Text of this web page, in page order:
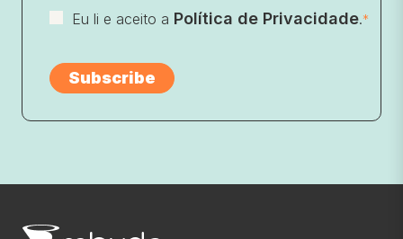
Eu li e aceito a Política de Privacidade.*